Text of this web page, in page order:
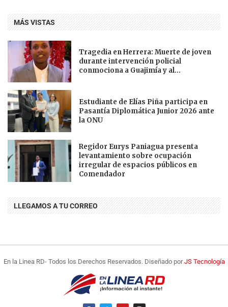
MÁS VISTAS
Tragedia en Herrera: Muerte de joven
durante intervención policial
conmociona a Guajimía y al...
Estudiante de Elías Piña participa en
Pasantía Diplomática Junior 2026 ante
la ONU
Regidor Eurys Paniagua presenta
levantamiento sobre ocupación
irregular de espacios públicos en
Comendador
LLEGAMOS A TU CORREO
En la Linea RD- Todos los Derechos Reservados. Diseñado porJS Tecnología